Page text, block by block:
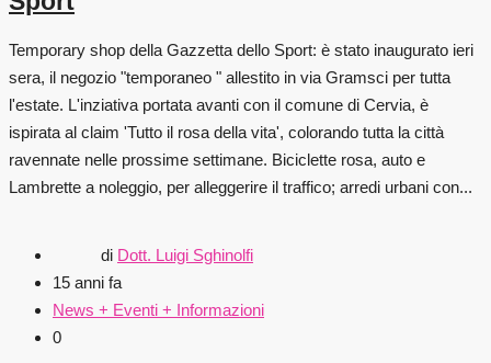
Temporary shop della Gazzetta dello Sport: è stato inaugurato ieri
sera, il negozio "temporaneo " allestito in via Gramsci per tutta
l'estate. L'inziativa portata avanti con il comune di Cervia, è
ispirata al claim 'Tutto il rosa della vita', colorando tutta la città
ravennate nelle prossime settimane. Biciclette rosa, auto e
Lambrette a noleggio, per alleggerire il traffico; arredi urbani con...
di Dott. Luigi Sghinolfi
15 anni fa
News + Eventi + Informazioni
0